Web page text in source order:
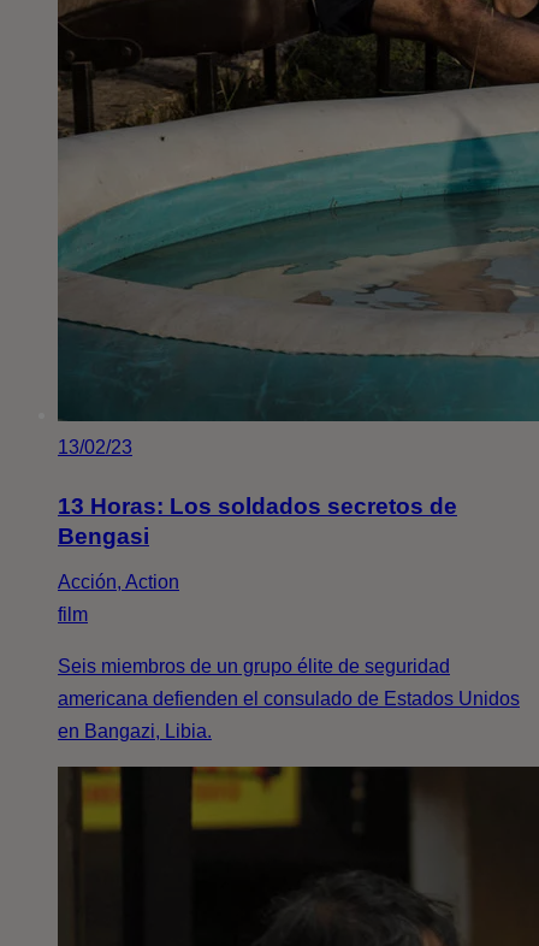
13/02/23
13 Horas: Los soldados secretos de
Bengasi
Acción, Action
film
Seis miembros de un grupo élite de seguridad
americana defienden el consulado de Estados Unidos
en Bangazi, Libia.